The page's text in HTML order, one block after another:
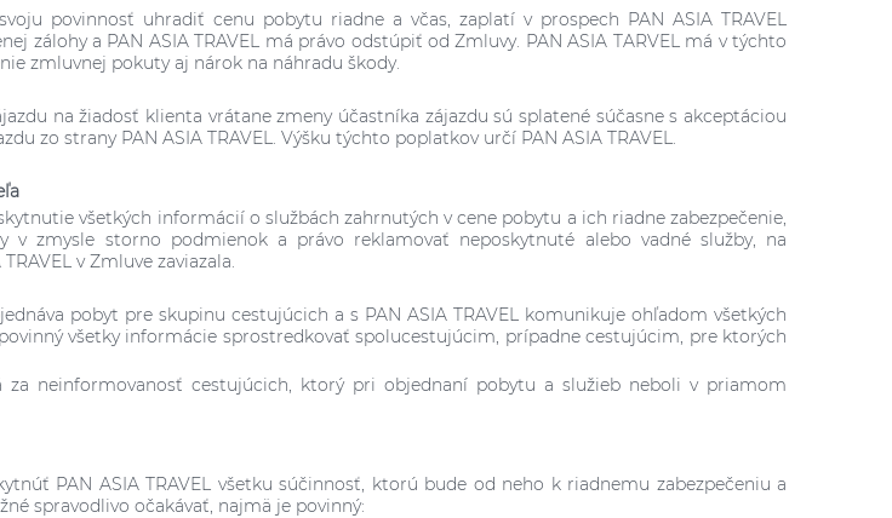
povinnosť uhradiť cenu pobytu riadne a včas, zaplatí v prospech PAN ASIA TRAVEL
zálohy a PAN ASIA TRAVEL má právo odstúpiť od Zmluvy. PAN ASIA TARVEL má v týchto
zmluvnej pokuty aj nárok na náhradu škody.
na žiadosť klienta vrátane zmeny účastníka zájazdu sú splatené súčasne s akceptáciou
zo strany PAN ASIA TRAVEL. Výšku týchto poplatkov určí PAN ASIA TRAVEL.
všetkých informácií o službách zahrnutých v cene pobytu a ich riadne zabezpečenie,
v zmysle storno podmienok a právo reklamovať neposkytnuté alebo vadné služby, na
v Zmluve zaviazala.
pobyt pre skupinu cestujúcich a s PAN ASIA TRAVEL komunikuje ohľadom všetkých
všetky informácie sprostredkovať spolucestujúcim, prípadne cestujúcim, pre ktorých
za neinformovanosť cestujúcich, ktorý pri objednaní pobytu a služieb neboli v priamom
PAN ASIA TRAVEL všetku súčinnosť, ktorú bude od neho k riadnemu zabezpečeniu a
spravodlivo očakávať, najmä je povinný: